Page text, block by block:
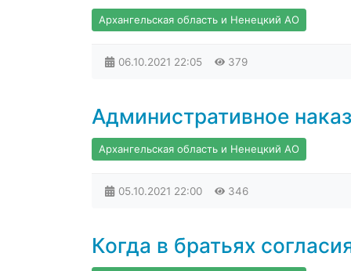
Архангельская область и Ненецкий АО
06.10.2021 22:05 379
Административное
Архангельская область и Ненецкий АО
05.10.2021 22:00 346
Когда в братьях